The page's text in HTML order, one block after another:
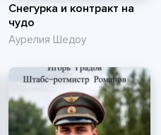
Снегурка и контракт на
чудо
Аурелия Шедоу